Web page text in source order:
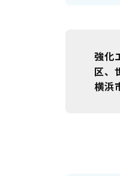
強化
区、
横浜